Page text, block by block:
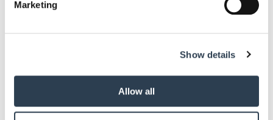
and set your preferences in the
provide social media features and to analyse our traffic.
provided to them or that they’ve collected from your use
Marketing
Show details
Allow all